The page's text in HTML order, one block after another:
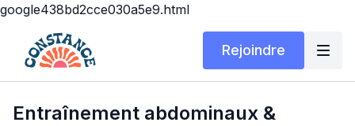
google438bd2cce030a5e9.html
Rejoindre
Entraînement abdominaux &